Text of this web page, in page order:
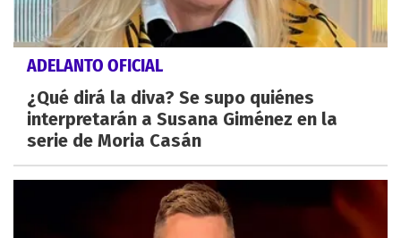
ADELANTO OFICIAL
¿Qué dirá la diva? Se supo quiénes
interpretarán a Susana Giménez en la
serie de Moria Casán